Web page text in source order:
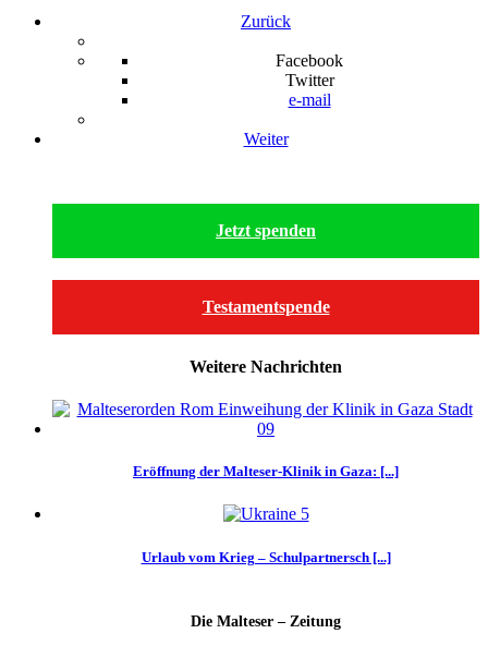
Zurück
Facebook
Twitter
e-mail
Weiter
Jetzt spenden
Testamentspende
Weitere Nachrichten
Eröffnung der Malteser-Klinik in Gaza: [...]
Urlaub vom Krieg – Schulpartnersch [...]
Die Malteser – Zeitung